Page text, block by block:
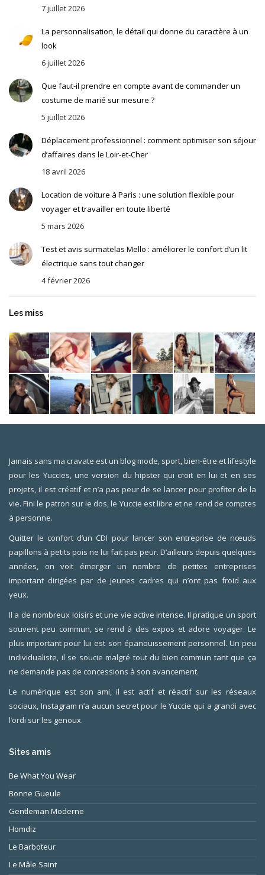
7 juillet 2026
La personnalisation, le détail qui donne du caractère à un
look
6 juillet 2026
Que faut-il prendre en compte avant de commander un
costume de marié sur mesure ?
5 juillet 2026
Déplacement professionnel : comment optimiser son séjour
d’affaires dans le Loir-et-Cher
18 avril 2026
Location de voiture à Paris : une solution flexible pour
voyager et travailler en toute liberté
5 mars 2026
Test et avis surmatelas Mello : améliorer le confort d’un lit
électrique sans tout changer
4 février 2026
Les miss
Jamais sans ma cravate est un blog mode, sport, bien-être et lifestyle
pour les Yuccies, une version du hipster qui croit en lui et en ses
projets, il est créatif et n’a pas peur de se lancer pour profiter de la
vie. Fini le patron sur le dos, le Yuccie est libre et ne rend de comptes
à personne.
Quitter le confort d’un CDI pour lancer son entreprise de nœuds
papillons à petits pois ne lui fait pas peur. D’ailleurs depuis quelques
années, on voit émerger un nombre de petites entreprises
important dirigées par de jeunes cadres qui n’ont pas froid aux
yeux.
Il a de nombreux loisirs et une vie active intense. Il pratique un sport
souvent peu commun, se rend à des expos et adore voyager. Le
plus important pour lui est son épanouissement personnel. Un peu
individualiste, il se soucie malgré tout du bien commun tant que ça
ne demande pas de concessions à son avancement.
Le numérique est son ami, il est actif et réactif sur les réseaux
sociaux, Instagram n’a aucun secret pour le Yuccie qui a grandi avec
l’ordi sur les genoux.
Sites amis
Be What You Wear
Bonne Gueule
Gentleman Moderne
Homdiz
Le Barboteur
Le Mâle Saint